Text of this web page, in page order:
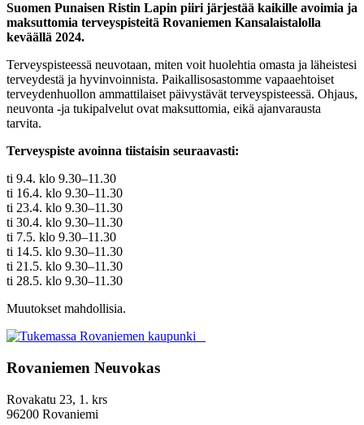
Suomen Punaisen Ristin Lapin piiri järjestää kaikille avoimia ja
maksuttomia terveyspisteitä Rovaniemen Kansalaistalolla
keväällä 2024.
Terveyspisteessä neuvotaan, miten voit huolehtia omasta ja läheistesi
terveydestä ja hyvinvoinnista. Paikallisosastomme vapaaehtoiset
terveydenhuollon ammattilaiset päivystävät terveyspisteessä. Ohjaus,
neuvonta -ja tukipalvelut ovat maksuttomia, eikä ajanvarausta
tarvita.
Terveyspiste avoinna tiistaisin seuraavasti:
ti 9.4. klo 9.30–11.30
ti 16.4. klo 9.30–11.30
ti 23.4. klo 9.30–11.30
ti 30.4. klo 9.30–11.30
ti 7.5. klo 9.30–11.30
ti 14.5. klo 9.30–11.30
ti 21.5. klo 9.30–11.30
ti 28.5. klo 9.30–11.30
Muutokset mahdollisia.
Rovaniemen Neuvokas
Rovakatu 23, 1. krs
96200 Rovaniemi